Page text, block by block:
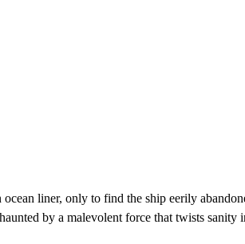
ocean liner, only to find the ship eerily
by a malevolent force that twists sanity